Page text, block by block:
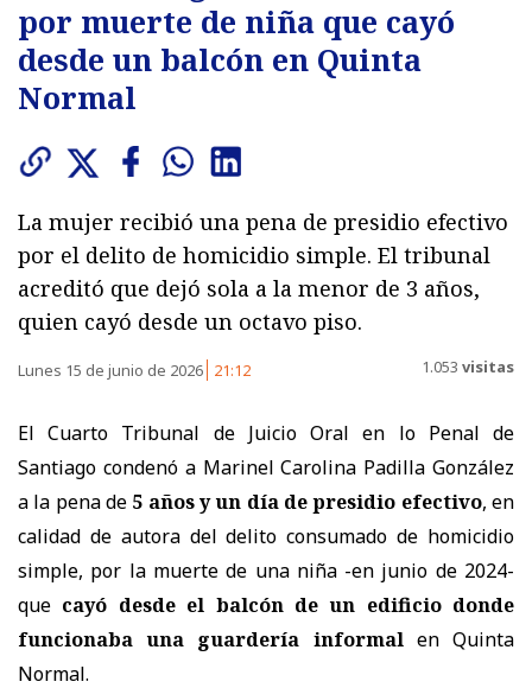
por muerte de niña que cayó
desde un balcón en Quinta
Normal
La mujer recibió una pena de presidio efectivo
por el delito de homicidio simple. El tribunal
acreditó que dejó sola a la menor de 3 años,
quien cayó desde un octavo piso.
Lunes 15 de junio de 2026 21:12 1.053 visitas
El Cuarto Tribunal de Juicio Oral en lo Penal de
Santiago condenó a Marinel Carolina Padilla González
a la pena de 5 años y un día de presidio efectivo, en
calidad de autora del delito consumado de homicidio
simple, por la muerte de una niña -en junio de 2024-
que cayó desde el balcón de un edificio donde
funcionaba una guardería informalen Quinta
Normal.